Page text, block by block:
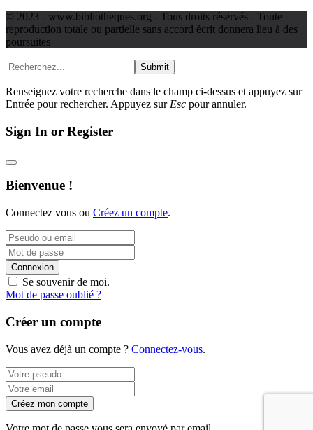
© 2023 - www.bibliotheques.org - Tous droits réservés - Toute
reproduction totale ou partielle sans accord écrit donnera lieu à des
poursuites
Submit
Renseignez votre recherche dans le champ ci-dessus et appuyez sur
Entrée pour rechercher. Appuyez sur Esc pour annuler.
Sign In or Register
Bienvenue !
Connectez vous ou Créez un compte.
Connexion
Se souvenir de moi.
Mot de passe oublié ?
Créer un compte
Vous avez déjà un compte ? Connectez-vous.
Créez mon compte